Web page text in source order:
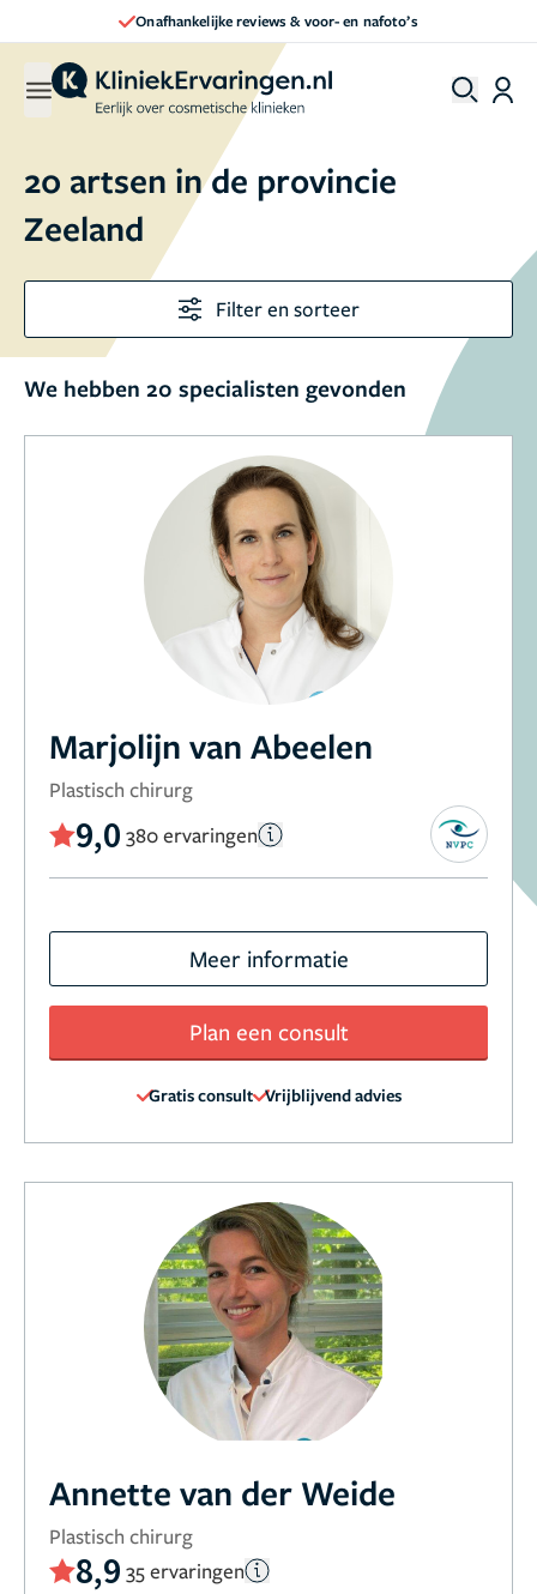
reviews & voor- en nafoto’s
20 artsen in de provincie
Zeeland
Filter en sorteer
We hebben 20 specialisten gevonden
Marjolijn van Abeelen
Plastisch chirurg
9,0 380 ervaringen
Meer informatie
Plan een consult
Gratis consult Vrijblijvend advies
Annette van der Weide
Plastisch chirurg
8,9 35 ervaringen